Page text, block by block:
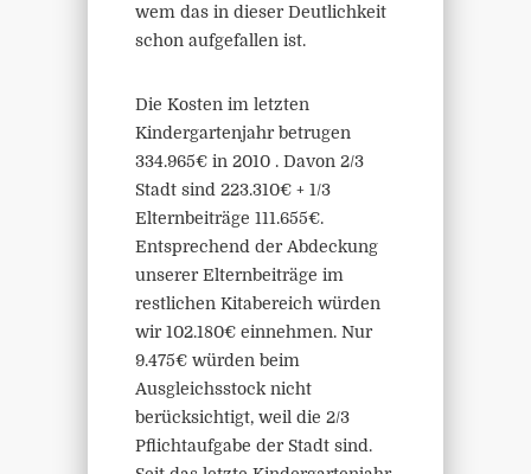
wem das in dieser Deutlichkeit
schon aufgefallen ist.
Die Kosten im letzten
Kindergartenjahr betrugen
334.965€ in 2010 . Davon 2/3
Stadt sind 223.310€ + 1/3
Elternbeiträge 111.655€.
Entsprechend der Abdeckung
unserer Elternbeiträge im
restlichen Kitabereich würden
wir 102.180€ einnehmen. Nur
9.475€ würden beim
Ausgleichsstock nicht
berücksichtigt, weil die 2/3
Pflichtaufgabe der Stadt sind.